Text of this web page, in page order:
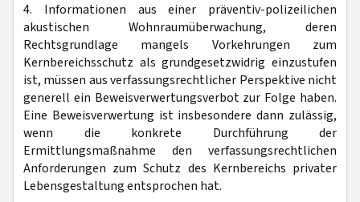
4. Informationen aus einer präventiv-polizeilichen
akustischen Wohnraumüberwachung, deren
Rechtsgrundlage mangels Vorkehrungen zum
Kernbereichsschutz als grundgesetzwidrig einzustufen
ist, müssen aus verfassungsrechtlicher Perspektive nicht
generell ein Beweisverwertungsverbot zur Folge haben.
Eine Beweisverwertung ist insbesondere dann zulässig,
wenn die konkrete Durchführung der
Ermittlungsmaßnahme den verfassungsrechtlichen
Anforderungen zum Schutz des Kernbereichs privater
Lebensgestaltung entsprochen hat.